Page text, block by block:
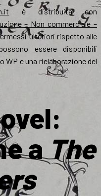
è distribuita con
– Non commerciale –
ulteriori rispetto alle
essere disponibili
WP e una rielaborazione del
aThe